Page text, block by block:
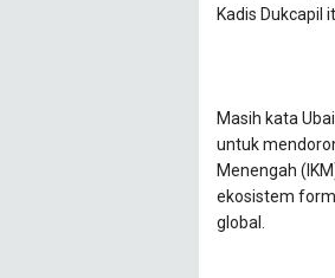
Kadis Dukcapil
Masih kata
untuk
Menengah
ekosistem
global.